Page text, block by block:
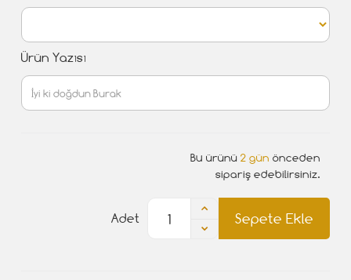
Ürün Yazısı
Bu ürünü 2 gün önceden
sipariş edebilirsiniz.
Sepete Ekle
Adet